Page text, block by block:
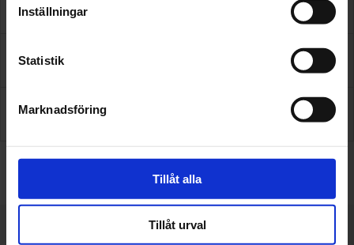
Inställningar
Statistik
Marknadsföring
Tillåt alla
Tillåt urval
Omdömen
Assistansförsäkring
Inför besöket
Få pris & boka